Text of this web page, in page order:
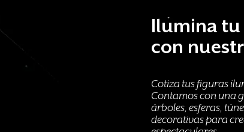
Ilumina
con
Cotiza tus figuras
Contamos con una
árboles, esferas,
decorativas para